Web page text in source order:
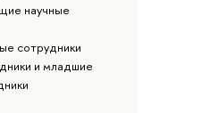
научные
сотрудники
и младшие